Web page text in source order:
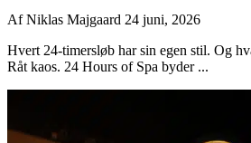
AfNiklas Majgaard 24 juni, 2026
Hvert 24-timersløb har sin egen stil. Og
Råt kaos. 24 Hours of Spa byder ...